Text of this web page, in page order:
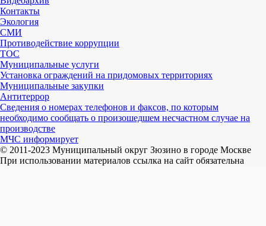
Контакты
Экология
СМИ
Противодействие коррупции
ТОС
Муниципальные услуги
Установка ограждений на придомовых территориях
Муниципальные закупки
Антитеррор
Сведения о номерах телефонов и факсов, по которым
необходимо сообщать о произошедшем несчастном случае на
производстве
МЧС информирует
© 2011-2023 Муниципальный округ Зюзино в городе Москве
При использовании материалов ссылка на сайт обязательна